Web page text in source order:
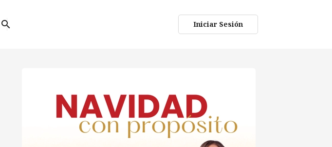
search Iniciar Sesión